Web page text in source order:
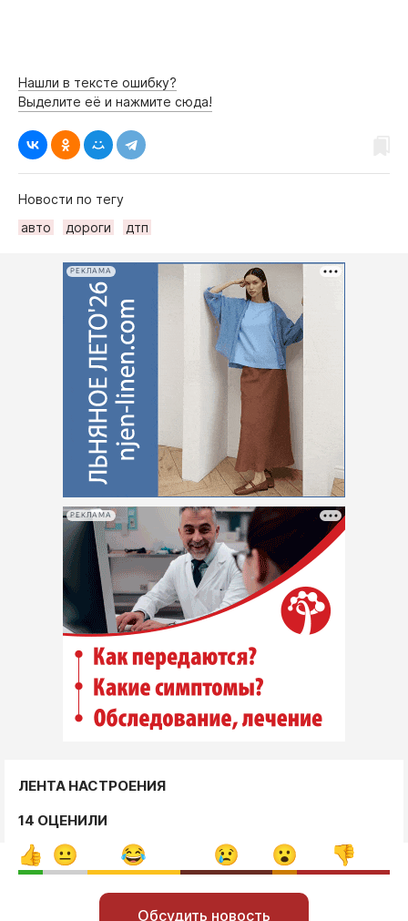
Нашли в тексте ошибку?
Выделите её и нажмите сюда!
Новости по тегу
авто
дороги дтп
РЕКЛАМА
РЕКЛАМА
ЛЕНТА НАСТРОЕНИЯ
14 ОЦЕНИЛИ
Обсудить новость